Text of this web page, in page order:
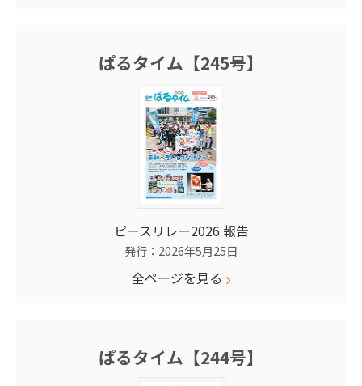
ぱるタイム【245号】
ピースリレー2026 報告
発行：2026年5月25日
全ページを見る
ぱるタイム【244号】